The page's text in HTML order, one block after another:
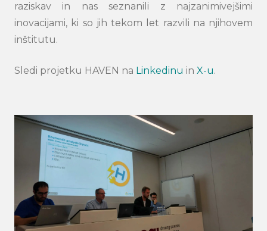
raziskav in nas seznanili z najzanimivejšimi
inovacijami, ki so jih tekom let razvili na njihovem
inštitutu.
Sledi projetku HAVEN na Linkedinu in X-u.